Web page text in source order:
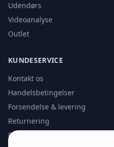
Udendørs
Videoanalyse
Outlet
KUNDESERVICE
Kontakt os
Handelsbetingelser
Forsendelse & levering
Returnering
Privatlivspolitik